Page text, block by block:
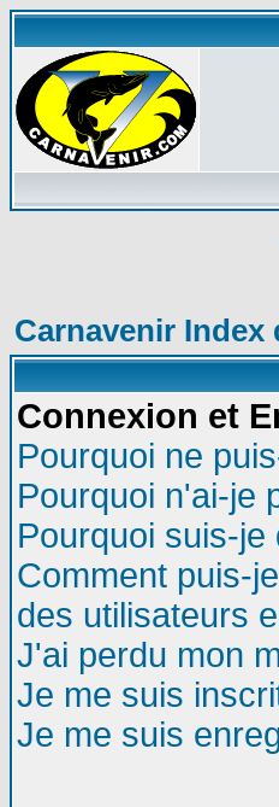
Carnavenir Index
Connexion et
Pourquoi ne
Pourquoi n'ai-je
Pourquoi suis-
Comment puis-
des utilisateurs
J'ai perdu mon
Je me suis
Je me suis